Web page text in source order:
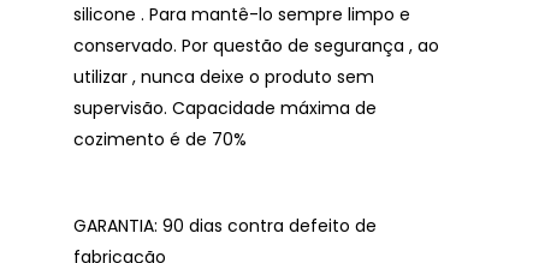
silicone . Para mantê-lo sempre limpo e
conservado. Por questão de segurança , ao
utilizar , nunca deixe o produto sem
supervisão. Capacidade máxima de
cozimento é de 70%
GARANTIA: 90 dias contra defeito de
fabricação